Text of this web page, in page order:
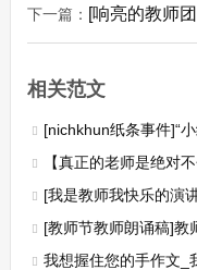
下一篇： [响亮的教师
相关范文
[nichkhun纸条事件]“
【真正的老师是绝对不
[我是教师我快乐的演
[教师节教师朗诵稿]教
我想握住您的手作文_